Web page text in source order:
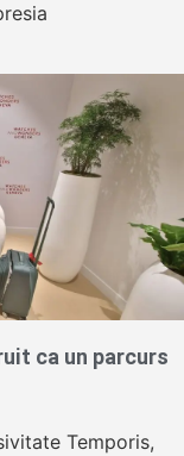
ca un parcurs
Temporis,